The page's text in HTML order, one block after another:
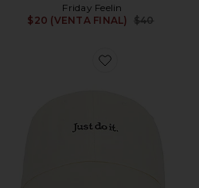
Friday Feelin
$20 (VENTA FINAL)
Previous price:
$40
Favorite SOMBRERO